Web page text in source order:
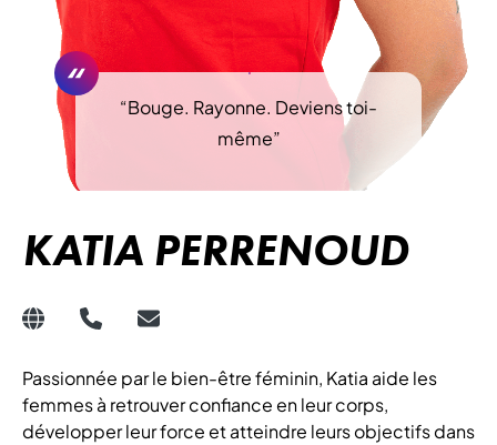
“Bouge. Rayonne. Deviens toi-
même”
KATIA PERRENOUD
Passionnée par le bien-être féminin, Katia aide les
femmes à retrouver confiance en leur corps,
développer leur force et atteindre leurs objectifs dans